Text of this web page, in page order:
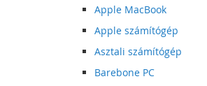
Apple MacBook
Apple számítógép
Asztali számítógép
Barebone PC